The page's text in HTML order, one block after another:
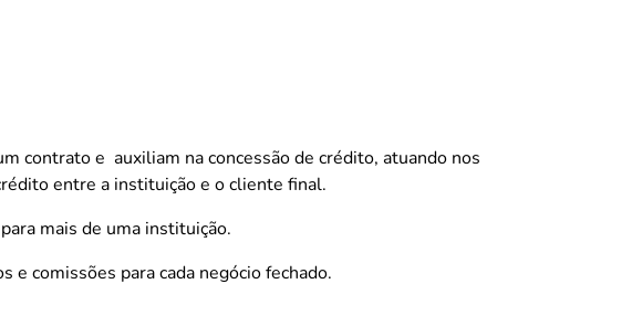
contrato e auxiliam na concessão de crédito, atuando nos
entre a instituição e o cliente final.
mais de uma instituição.
comissões para cada negócio fechado.